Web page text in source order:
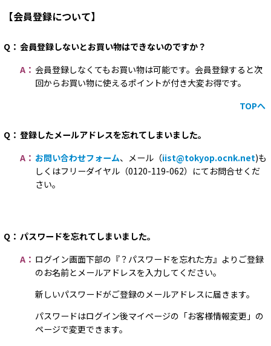
【会員登録について】
Q： 会員登録しないとお買い物はできないのですか？
A： 会員登録しなくてもお買い物は可能です。会員登録すると次
回からお買い物に使えるポイントが付き大変お得です。
TOPへ
Q： 登録したメールアドレスを忘れてしまいました。
A： お問い合わせフォーム、メール（iist@tokyop.ocnk.net)も
しくはフリーダイヤル（0120-119-062）にてお問合せくだ
さい。
Q： パスワードを忘れてしまいました。
A： ログイン画面下部の『？パスワードを忘れた方』よりご登録
のお名前とメールアドレスを入力してください。
新しいパスワードがご登録のメールアドレスに届きます。
パスワードはログイン後マイページの「お客様情報変更」の
ページで変更できます。